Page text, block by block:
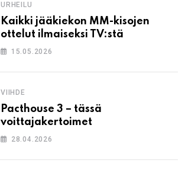
URHEILU
Kaikki jääkiekon MM-kisojen
ottelut ilmaiseksi TV:stä
15.05.2026
VIIHDE
Pacthouse 3 – tässä
voittajakertoimet
28.04.2026